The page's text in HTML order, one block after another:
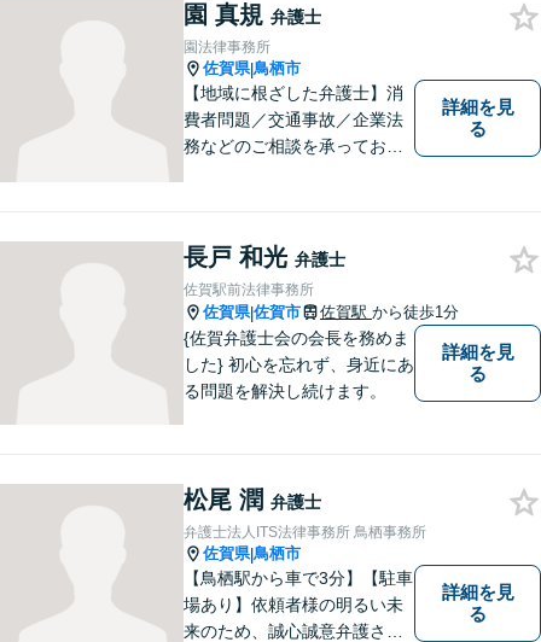
など幅広く対応しております
ので、まずはお気軽にご相談
下さい。【JR佐賀駅1分】
【子連れ相談可】
園 真規 弁護士
園法律事務所
佐賀県|鳥栖市
【地域に根ざした弁護士】消
費者問題／交通事故／企業法
務などのご相談を承っており
けしております。まずはお気
軽にお問い合わせください。
詳細を見
る
長戸 和光 弁護士
佐賀駅前法律事務所
佐賀県|佐賀市 佐賀駅 から徒歩1分
{佐賀弁護士会の会長を務めま
した} 初心を忘れず、身近にあ
る問題を解決し続けます。
詳細を見
る
松尾 潤 弁護士
弁護士法人ITS法律事務所 鳥栖事務所
佐賀県|鳥栖市
【鳥栖駅から車で3分】【駐車
場あり】依頼者様の明るい未
来のため、誠心誠意弁護させ
詳細を見
る